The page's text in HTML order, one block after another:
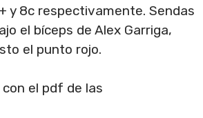
y 8c respectivamente. Sendas
el bíceps de Alex Garriga,
el punto rojo.
el pdf de las